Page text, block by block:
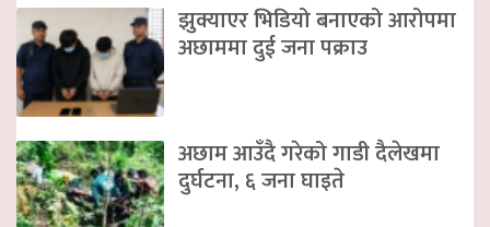
झुक्याएर भिडियो बनाएको आरोपमा
अछाममा दुई जना पक्राउ
अछाम आउँदै गरेको गाडी दैलेखमा
दुर्घटना, ६ जना घाइते